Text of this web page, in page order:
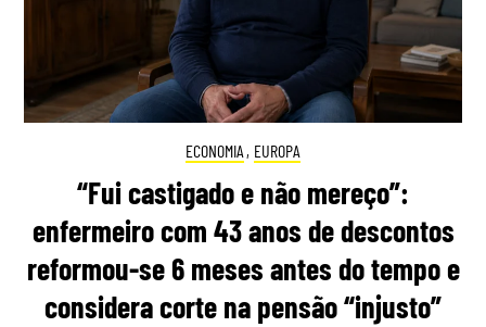
ECONOMIA , EUROPA
“Fui castigado e não mereço”:
enfermeiro com 43 anos de descontos
reformou-se 6 meses antes do tempo e
considera corte na pensão “injusto”